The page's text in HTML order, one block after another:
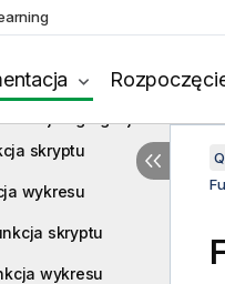
agregacji
agregacji
skryptu
wykresu
skryptu
wykresu